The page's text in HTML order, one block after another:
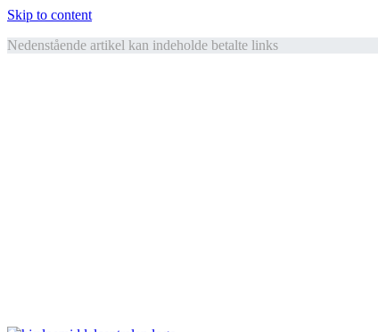
Skip to content
Nedenstående artikel kan indeholde betalte links